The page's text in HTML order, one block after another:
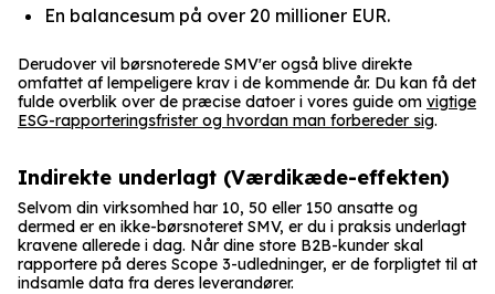
En balancesum på over 20 millioner EUR.
Derudover vil børsnoterede SMV'er også blive direkte
omfattet af lempeligere krav i de kommende år. Du kan få det
fulde overblik over de præcise datoer i vores guide om vigtige
ESG-rapporteringsfrister og hvordan man forbereder sig.
Indirekte underlagt (Værdikæde-effekten)
Selvom din virksomhed har 10, 50 eller 150 ansatte og
dermed er en ikke-børsnoteret SMV, er du i praksis underlagt
kravene allerede i dag. Når dine store B2B-kunder skal
rapportere på deres Scope 3-udledninger, er de forpligtet til at
indsamle data fra deres leverandører.